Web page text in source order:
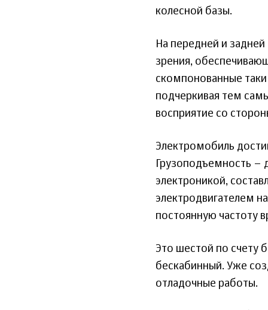
колесной базы.
На передней и
зрения,
скомпонованные
подчеркивая тем
восприятие со
Электромобиль
Грузоподъемность –
электроникой,
электродвигателем
постоянную частоту
Это шестой по счету
бескабинный. Уже
отладочные работы.